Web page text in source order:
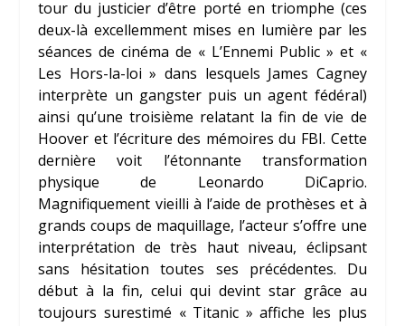
tour du justicier d’être porté en triomphe (ces
deux-là excellemment mises en lumière par les
séances de cinéma de « L’Ennemi Public » et «
Les Hors-la-loi » dans lesquels James Cagney
interprète un gangster puis un agent fédéral)
ainsi qu’une troisième relatant la fin de vie de
Hoover et l’écriture des mémoires du FBI. Cette
dernière voit l’étonnante transformation
physique de Leonardo DiCaprio.
Magnifiquement vieilli à l’aide de prothèses et à
grands coups de maquillage, l’acteur s’offre une
interprétation de très haut niveau, éclipsant
sans hésitation toutes ses précédentes. Du
début à la fin, celui qui devint star grâce au
toujours surestimé « Titanic » affiche les plus